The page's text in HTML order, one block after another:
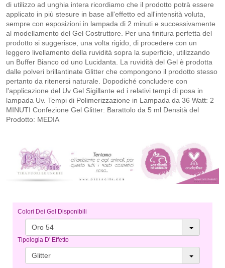
di utilizzo ad unghia intera ricordiamo che il prodotto potrà essere
applicato in più stesure in base all'effetto ed all'intensità voluta,
sempre con esposizioni in lampada di 2 minuti e successivamente
al modellamento del Gel Costruttore. Per una finitura perfetta del
prodotto si suggerisce, una volta rigido, di procedere con un
leggero livellamento della ruvidità sopra la superficie, utilizzando
un Buffer Bianco od uno Lucidanta. La ruvidità del Gel è prodotta
dalle polveri brillantinate Glitter che compongono il prodotto stesso
pertanto da ritenersi naturale. Dopodiché concludere con
l'applicazione del Uv Gel Sigillante ed i relativi tempi di posa in
lampada Uv. Tempi di Polimerizzazione in Lampada da 36 Watt: 2
MINUTI Confezione Gel Glitter: Barattolo da 5 ml Densità del
Prodotto: MEDIA
Colori Dei Gel Disponibili
Oro 54
Tipologia D' Effetto
Glitter